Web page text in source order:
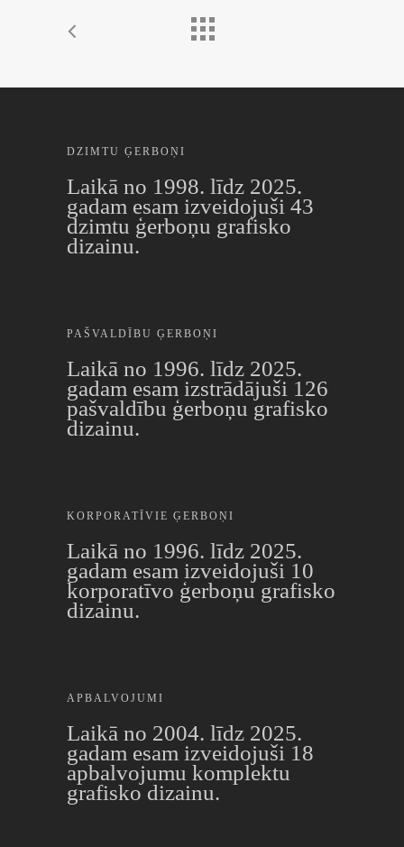
DZIMTU ĢERBOŅI
Laikā no 1998. līdz 2025.
gadam esam izveidojuši 43
dzimtu ģerboņu grafisko
dizainu.
PAŠVALDĪBU ĢERBOŅI
Laikā no 1996. līdz 2025.
gadam esam izstrādājuši 126
pašvaldību ģerboņu grafisko
dizainu.
KORPORATĪVIE ĢERBOŅI
Laikā no 1996. līdz 2025.
gadam esam izveidojuši 10
korporatīvo ģerboņu grafisko
dizainu.
APBALVOJUMI
Laikā no 2004. līdz 2025.
gadam esam izveidojuši 18
apbalvojumu komplektu
grafisko dizainu.